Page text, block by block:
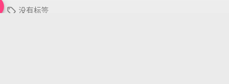
 没有标签